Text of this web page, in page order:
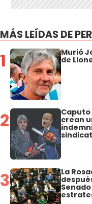
MÁS LEÍDAS DE
1 Murió
de
2 crean
3 La